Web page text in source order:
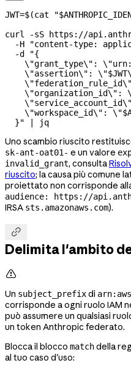
JWT=$(cat "
curl -sS https://
  -H
"content-type:
  -d
"{
    \"
grant_type\" : \"
    \"
assertion\" : \"$JWT
    \"
federation_rule_id\"
    \"
organization_id\" :
    \"
service_account_id\"
    \"
workspace_id\" : \"
  }"
jq
Uno scambio riuscito
sk-ant-oat01- e un valore
invalid_grant, consulta
riuscito; la causa più comune
proiettato non corrisponde
audience: https://
IRSA sts.amazonaws.com).

Delimita l'ambito

Un subject_prefixdi
corrisponde a ogni ruolo IAM
può assumere un qualsiasi
un token Anthropic federato.
Blocca il blocco matchdella
al tuo caso d'uso: